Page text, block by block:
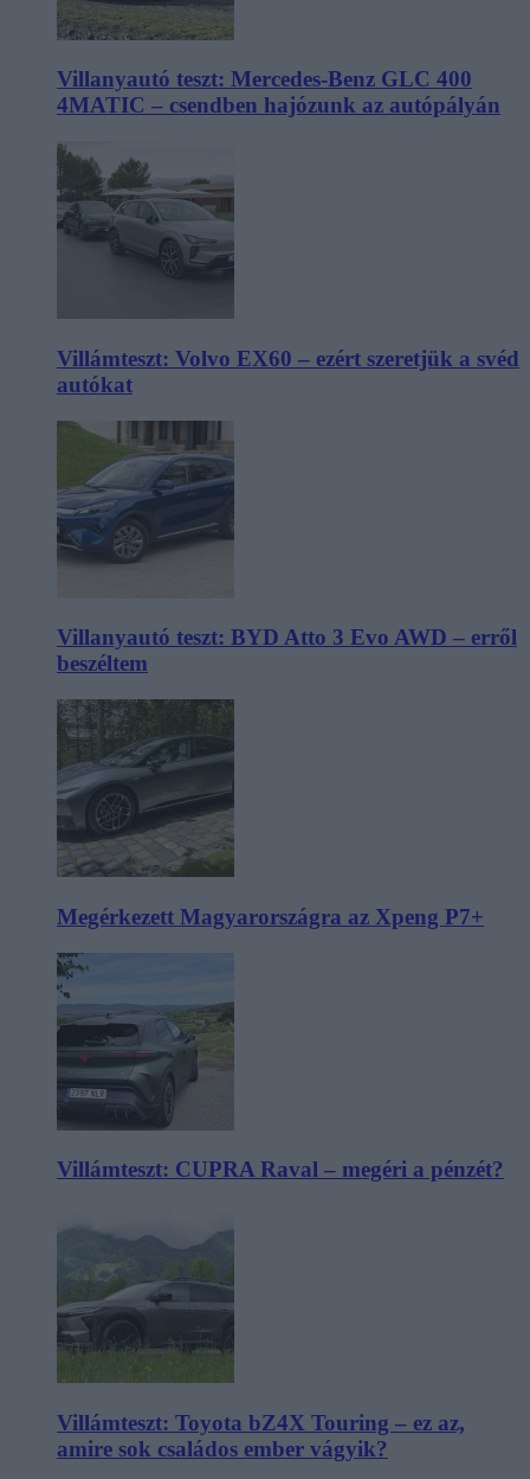
Villanyautó teszt: Mercedes-Benz GLC 400
4MATIC – csendben hajózunk az autópályán
Villámteszt: Volvo EX60 – ezért szeretjük a svéd
autókat
Villanyautó teszt: BYD Atto 3 Evo AWD – erről
beszéltem
Megérkezett Magyarországra az Xpeng P7+
Villámteszt: CUPRA Raval – megéri a pénzét?
Villámteszt: Toyota bZ4X Touring – ez az,
amire sok családos ember vágyik?